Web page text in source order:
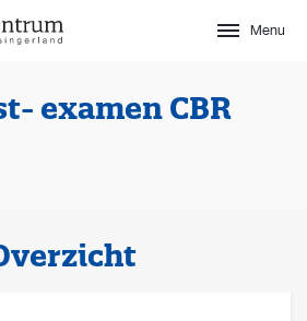
Menu
Sluit
examen CBR